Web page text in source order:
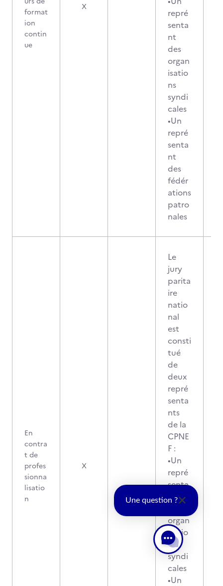
format
ion
contin
ue
X
repré
senta
nt
des
organ
isatio
ns
syndi
cales
•Un
repré
senta
nt
des
fédér
ations
patro
nales
En
contra
t de
profes
sionna
lisatio
n
X
Le
jury
parita
ire
natio
nal
est
consti
tué
de
deux
repré
senta
nts
de la
CPNE
F :
•Un
repré
senta
nt
organ
isatio
ns
syndi
cales
•Un
Une question ?